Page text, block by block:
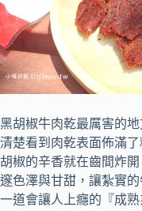
黑胡椒牛肉乾最厲害的
清楚看到肉乾表面佈滿
胡椒的辛香就在齒間炸
邃色澤與甘甜，讓紮實
一道會讓人上癮的『成熟